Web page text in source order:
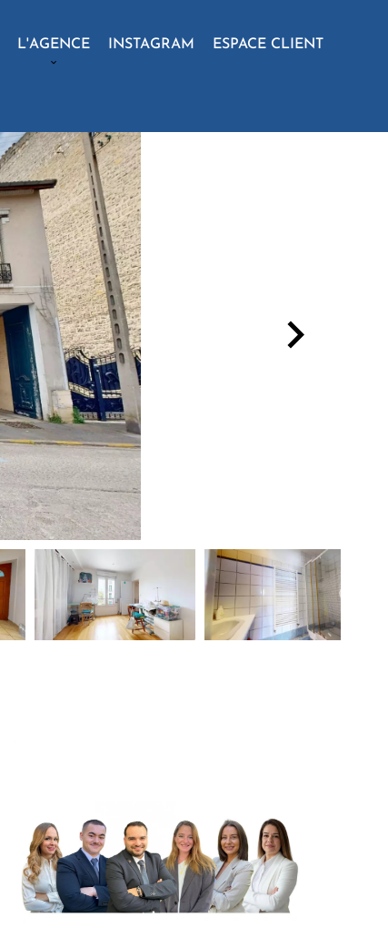
L'AGENCE INSTAGRAM ESPACE CLIENT